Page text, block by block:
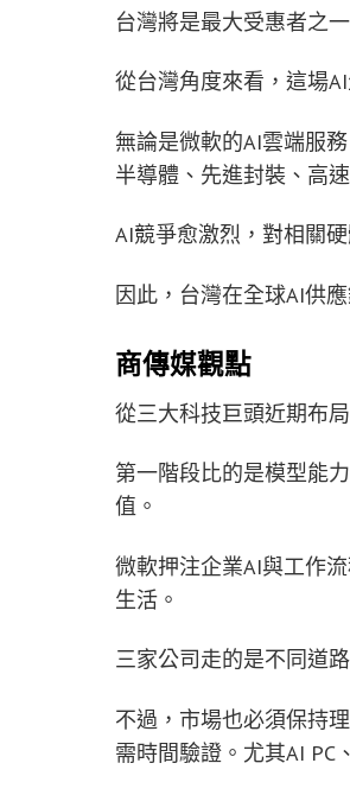
台灣將是最大受惠者之一
從台灣角度來看，這場
無論是微軟的AI雲端服
半導體、先進封裝、高
AI競爭愈激烈，對相關
因此，台灣在全球AI供
商傳媒觀點
從三大科技巨頭近期布
第一階段比的是模型能
值。
微軟押注企業AI與工作
生活。
三家公司走的是不同道
不過，市場也必須保持
需時間驗證。尤其AI PC